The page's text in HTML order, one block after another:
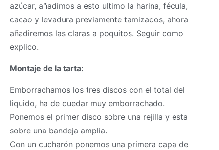
azúcar, añadimos a esto ultimo la harina, fécula,
cacao y levadura previamente tamizados, ahora
añadiremos las claras a poquitos. Seguir como
explico.
Montaje de la tarta:
Emborrachamos los tres discos con el total del
liquido, ha de quedar muy emborrachado.
Ponemos el primer disco sobre una rejilla y esta
sobre una bandeja amplia.
Con un cucharón ponemos una primera capa de